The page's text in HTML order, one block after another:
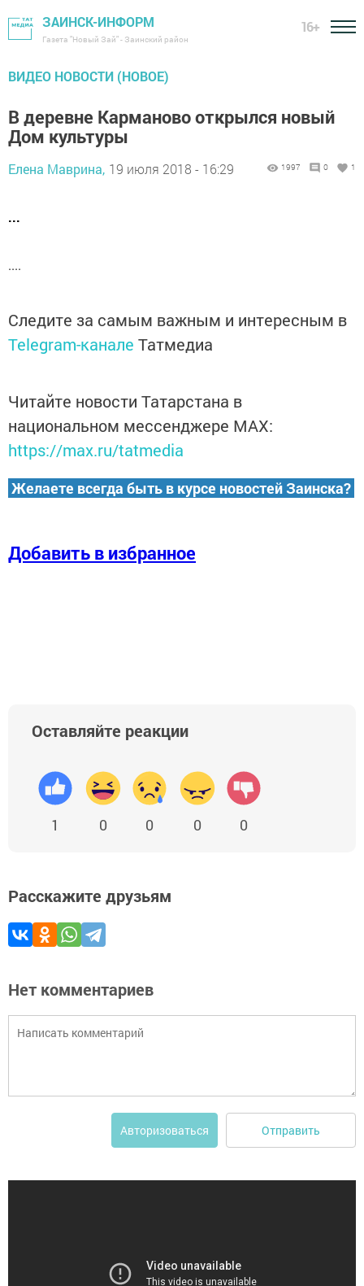
ЗАИНСК-ИНФОРМ
Газета "Новый Зай" - Заинский район
16+
ВИДЕО НОВОСТИ (НОВОЕ)
В деревне Карманово открылся новый
Дом культуры
Елена Маврина, 19 июля 2018 - 16:29 1997 0 1
...
....
Следите за самым важным и интересным в
Telegram-канале Татмедиа
Читайте новости Татарстана в
национальном мессенджере MАХ:
https://max.ru/tatmedia
Желаете всегда быть в курсе новостей Заинска?
Добавить в избранное
Оставляйте реакции
1 0 0 0 0
Расскажите друзьям
Нет комментариев
Авторизоваться Отправить